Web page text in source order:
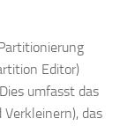
Editor)
umfasst das
das